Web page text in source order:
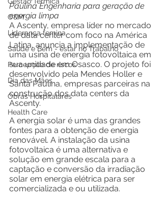
O&M
Liderança femina
Saúde e Bem - estar no Trabalho
Percepção de riscos
Dia das Mães
Obras Hospitalares
Health Care
Paulina Engenharia para geração de
energia limpa
A Ascenty, empresa líder no mercado
de data center com foco na América
Latina, anuncia a implementação de
uma usina de energia fotovoltaica em
sua unidade em Osasco. O projeto foi
desenvolvido pela Mendes Holler e
Santa Paulina, empresas parceiras na
construção dos data centers da
Ascenty.
A energia solar é uma das grandes
fontes para a obtenção de energia
renovável. A instalação da usina
fotovoltaica é uma alternativa e
solução em grande escala para a
captação e conversão da irradiação
solar em energia elétrica para ser
comercializada e ou utilizada.